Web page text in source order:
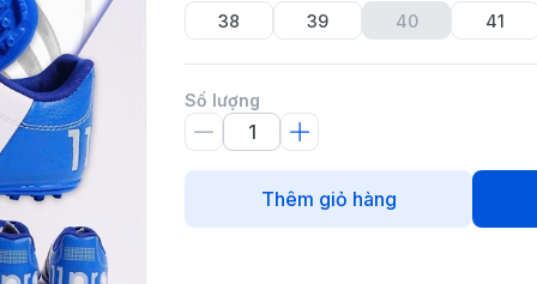
38
39 40 41
Số lượng
Thêm giỏ hàng